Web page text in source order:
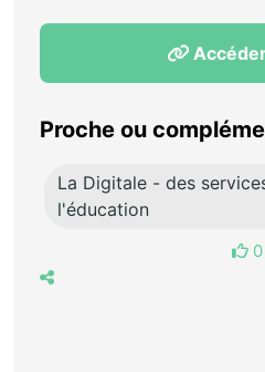
Proche ou
La Digitale - des
l'éducation
0